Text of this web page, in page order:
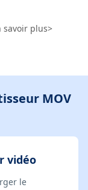
savoir plus>
MOV
vidéo
le